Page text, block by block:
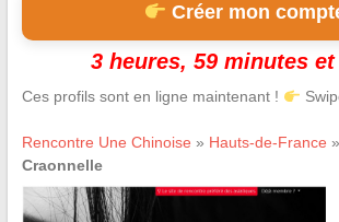
Créer mon
3 heures, 59 minutes et
Ces profils sont en ligne maintenant !
Rencontre Une Chinoise » Hauts-de-France »
Craonnelle